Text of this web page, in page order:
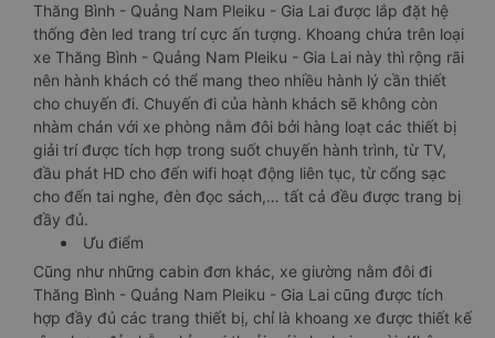
Thăng Bình - Quảng Nam Pleiku - Gia Lai được lắp đặt hệ
thống đèn led trang trí cực ấn tượng. Khoang chứa trên loại
xe Thăng Bình - Quảng Nam Pleiku - Gia Lai này thì rộng rãi
nên hành khách có thể mang theo nhiều hành lý cần thiết
cho chuyến đi. Chuyến đi của hành khách sẽ không còn
nhàm chán với xe phòng nằm đôi bởi hàng loạt các thiết bị
giải trí được tích hợp trong suốt chuyến hành trình, từ TV,
đầu phát HD cho đến wifi hoạt động liên tục, từ cổng sạc
cho đến tai nghe, đèn đọc sách,… tất cả đều được trang bị
đầy đủ.
Ưu điểm
Cũng như những cabin đơn khác, xe giường nằm đôi đi
Thăng Bình - Quảng Nam Pleiku - Gia Lai cũng được tích
hợp đầy đủ các trang thiết bị, chỉ là khoang xe được thiết kế